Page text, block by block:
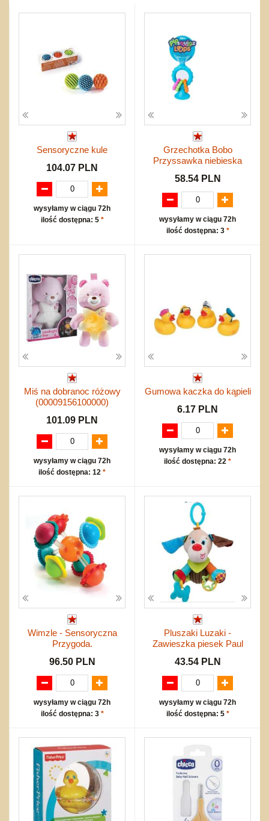
Pojazdy
Inne
Wyprzedaż
Zakupy hurtowe
Regulamin
Kontakt
Mapa produktów
Sensoryczne kule
104.07 PLN
wysyłamy w ciągu 72h
ilość dostępna: 5 *
Grzechotka Bobo
Przyssawka niebieska
58.54 PLN
wysyłamy w ciągu 72h
ilość dostępna: 3 *
Miś na dobranoc różowy
(00009156100000)
101.09 PLN
wysyłamy w ciągu 72h
ilość dostępna: 12 *
Gumowa kaczka do kąpieli
6.17 PLN
wysyłamy w ciągu 72h
ilość dostępna: 22 *
Wimzle - Sensoryczna
Przygoda.
96.50 PLN
wysyłamy w ciągu 72h
ilość dostępna: 3 *
Pluszaki Luzaki -
Zawieszka piesek Paul
43.54 PLN
wysyłamy w ciągu 72h
ilość dostępna: 5 *